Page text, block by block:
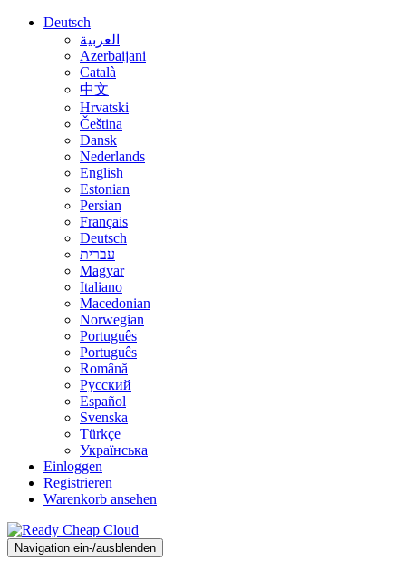
Deutsch
العربية
Azerbaijani
Català
中文
Hrvatski
Čeština
Dansk
Nederlands
English
Estonian
Persian
Français
Deutsch
עברית
Magyar
Italiano
Macedonian
Norwegian
Português
Português
Română
Русский
Español
Svenska
Türkçe
Українська
Einloggen
Registrieren
Warenkorb ansehen
Navigation ein-/ausblenden